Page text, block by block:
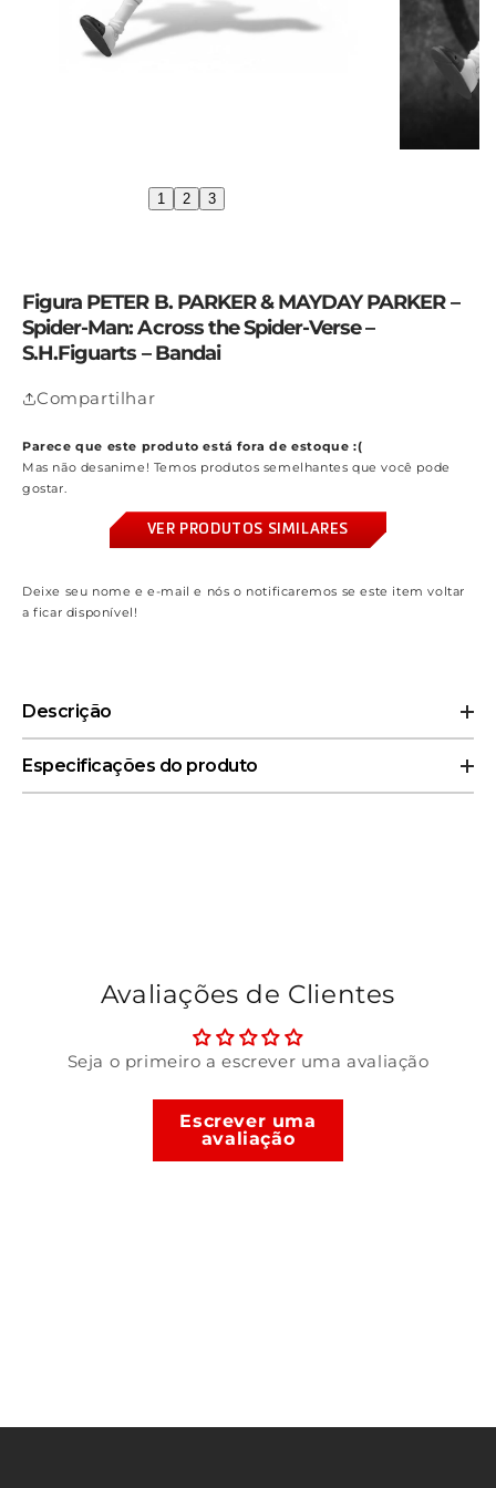
1 2 3
Figura PETER B. PARKER & MAYDAY PARKER –
Spider-Man: Across the Spider-Verse –
S.H.Figuarts – Bandai
Compartilhar
Parece que este produto está fora de estoque :(
Mas não desanime! Temos produtos semelhantes que você pode
gostar.
VER PRODUTOS SIMILARES
Deixe seu nome e e-mail e nós o notificaremos se este item voltar
a ficar disponível!
Descrição
encantador e cheio de personalidade, com escultura fiel ao
Especificações do produto
Avaliações de Clientes
Seja o primeiro a escrever uma avaliação
Escrever uma
avaliação